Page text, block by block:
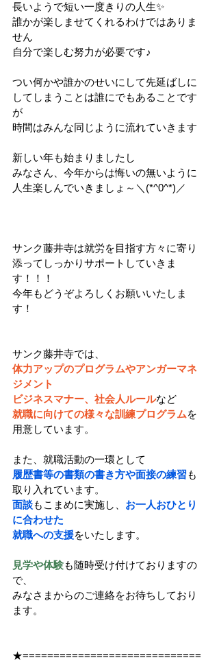
長いようで短い一度きりの人生✨
誰かが楽しませてくれるわけではありま
せん
自分で楽しむ努力が必要です♪
つい何かや誰かのせいにして先延ばしに
してしまうことは誰にでもあることです
が
時間はみんな同じように流れていきます
新しい年も始まりましたし
みなさん、今年からは悔いの無いように
人生楽しんでいきましょ～＼(*^0^*)／
サンク藤井寺は就労を目指す方々に寄り
添ってしっかりサポートしていきま
す！！！
今年もどうぞよろしくお願いいたしま
す！
サンク藤井寺では、
体力アップのプログラムやアンガーマネ
ジメント
ビジネスマナー、社会人ルールなど
就職に向けての様々な訓練プログラムを
用意しています。
また、就職活動の一環として
履歴書等の書類の書き方や面接の練習も
取り入れています。
面談もこまめに実施し、 お一人おひとり
に合わせた
就職への支援をいたします。
見学や体験も随時受け付けておりますの
で、
みなさまからのご連絡をお待ちしており
ます。
★=============================